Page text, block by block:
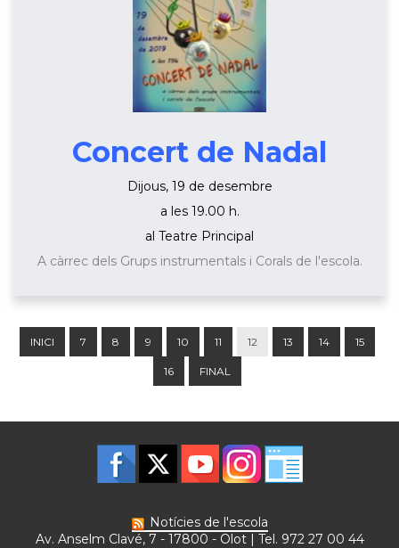
Concert de Nadal
Dijous, 19 de desembre
a les 19.00 h.
al Teatre Principal
A càrrec dels Grups instrumentals i Corals de l'escola.
INICI 7 8 9 10 11 12 13 14 15
16 FINAL
Notícies de l'escola
Av. Anselm Clavé, 7 - 17800 - Olot | Tel. 972 27 00 44